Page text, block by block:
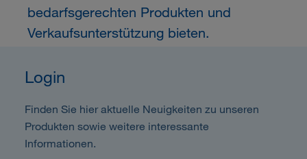
bedarfsgerechten Produkten und
Verkaufsunterstützung bieten.
Login
Finden Sie hier aktuelle Neuigkeiten zu unseren
Produkten sowie weitere interessante
Informationen.